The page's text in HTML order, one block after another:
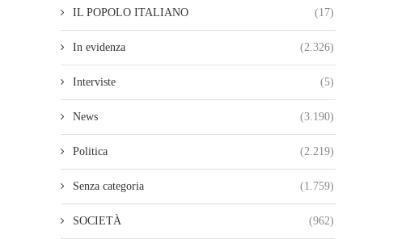
IL POPOLO ITALIANO (17)
In evidenza (2.326)
Interviste (5)
News (3.190)
Politica (2.219)
Senza categoria (1.759)
SOCIETÀ (962)